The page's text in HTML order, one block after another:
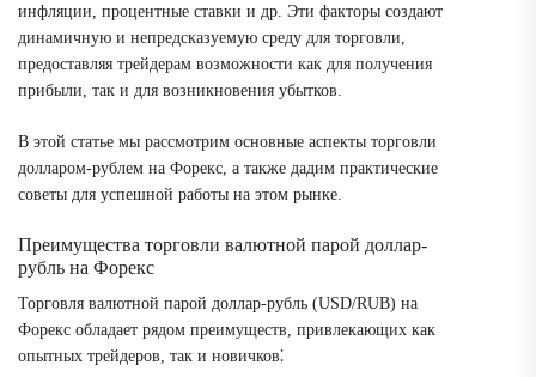
инфляции, процентные ставки и др. Эти факторы создают
динамичную и непредсказуемую среду для торговли,
предоставляя трейдерам возможности как для получения
прибыли, так и для возникновения убытков.
В этой статье мы рассмотрим основные аспекты торговли
долларом-рублем на Форекс, а также дадим практические
советы для успешной работы на этом рынке.
Преимущества торговли валютной парой доллар-
рубль на Форекс
Торговля валютной парой доллар-рубль (USD/RUB) на
Форекс обладает рядом преимуществ, привлекающих как
опытных трейдеров, так и новичков⁚